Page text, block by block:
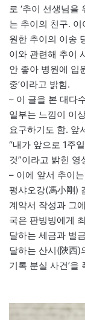
로 ‘추이 선생님을
는 추이의 친구.
원한 추이의 이송
이와 관련해 추이
안 좋아 병원에 입
중’이라고 밝힘.
– 이 글을 본 대다
일부는 느낌이 이
요구하기도 함. 앞
“내가 앞으로 1주
것”이라고 밝힌 영
– 이에 앞서 추이
펑샤오강(馮小剛)
계약서 작성과 그
국은 판빙빙에게
달하는 세금과 벌
달하는 산시(陝西)
기록 분실 사건’을